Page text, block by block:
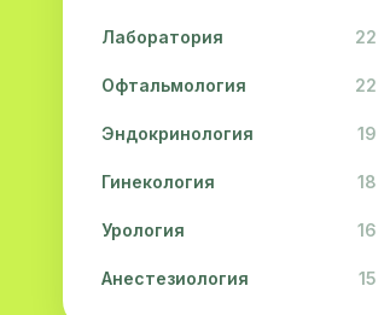
Лаборатория 22
Офтальмология 22
Эндокринология 19
Гинекология 18
Урология 16
Анестезиология 15